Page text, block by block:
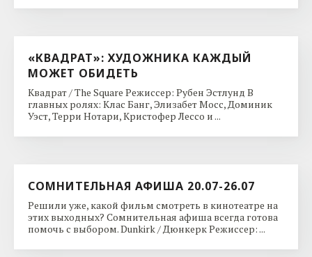
«КВАДРАТ»: ХУДОЖНИКА КАЖДЫЙ
МОЖЕТ ОБИДЕТЬ
Квадрат / The Square Режиссер: Рубен Эстлунд В
главных ролях: Клас Банг, Элизабет Мосс, Доминик
Уэст, Терри Нотари, Кристофер Лессо и ...
СОМНИТЕЛЬНАЯ АФИША 20.07-26.07
Решили уже, какой фильм смотреть в кинотеатре на
этих выходных? Сомнительная афиша всегда готова
помочь с выбором. Dunkirk / Дюнкерк Режиссер: ...